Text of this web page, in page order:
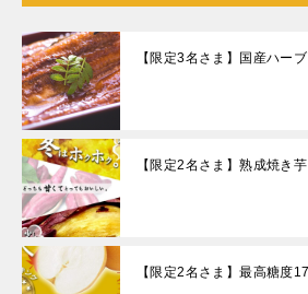
【限定3名さま】国産ハー
【限定2名さま】熟成焼き
【限定2名さま】最高糖度